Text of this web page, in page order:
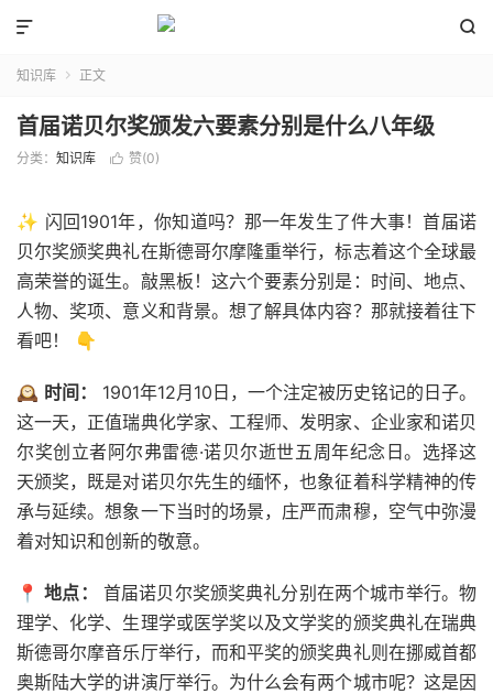


知识库  正文
首届诺贝尔奖颁发六要素分别是什么八年级
分类： 知识库  赞(0)
✨ 闪回1901年，你知道吗？那一年发生了件大事！首届诺
贝尔奖颁奖典礼在斯德哥尔摩隆重举行，标志着这个全球最
高荣誉的诞生。敲黑板！这六个要素分别是：时间、地点、
人物、奖项、意义和背景。想了解具体内容？那就接着往下
看吧！ 👇
🕰️ 时间：
1901年12月10日，一个注定被历史铭记的日子。
这一天，正值瑞典化学家、工程师、发明家、企业家和诺贝
尔奖创立者阿尔弗雷德·诺贝尔逝世五周年纪念日。选择这
天颁奖，既是对诺贝尔先生的缅怀，也象征着科学精神的传
承与延续。想象一下当时的场景，庄严而肃穆，空气中弥漫
着对知识和创新的敬意。
📍地点：
首届诺贝尔奖颁奖典礼分别在两个城市举行。物
理学、化学、生理学或医学奖以及文学奖的颁奖典礼在瑞典
斯德哥尔摩音乐厅举行，而和平奖的颁奖典礼则在挪威首都
奥斯陆大学的讲演厅举行。为什么会有两个城市呢？这是因